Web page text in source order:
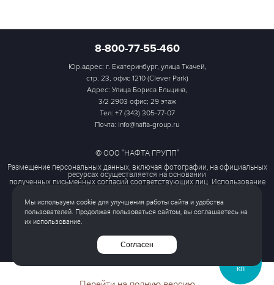
8-800-77-55-460
Юр.адрес: г. Екатеринбург, улица Ткачей,
стр. 23, офис 1210 (Clever Park)
Адрес: Улица Бориса Ельцина,
3/2 2903 офис; 29 этаж
Тел: +7 (343) 305-77-07
Почта: info@nafta-group.ru
© ООО "НАФТА ГРУПП"
Размещение персональных данных, включая фотографии, на официальных
ресурсах осуществляется на основании
полученных письменных согласий соответствующих лиц. Использование
Политика обработки персональных данных
Согласие на обработку персональных данных
КП
Мы используем cookie для улучшения работы сайта и удобства
пользователей. Продолжая пользоваться сайтом, вы соглашаетесь на
их использование.
Согласен